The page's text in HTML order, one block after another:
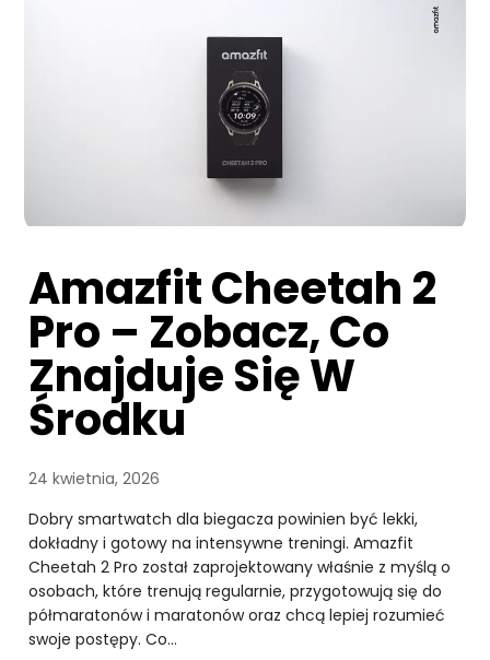
Amazfit Cheetah 2
Pro – Zobacz, Co
Znajduje Się W
Środku
24 kwietnia, 2026
Dobry smartwatch dla biegacza powinien być lekki,
dokładny i gotowy na intensywne treningi. Amazfit
Cheetah 2 Pro został zaprojektowany właśnie z myślą o
osobach, które trenują regularnie, przygotowują się do
półmaratonów i maratonów oraz chcą lepiej rozumieć
swoje postępy. Co…